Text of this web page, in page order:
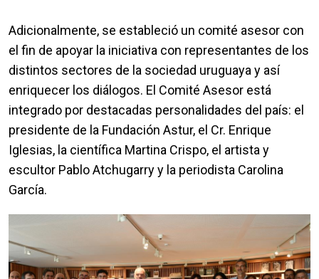
Adicionalmente, se estableció un comité asesor con
el fin de apoyar la iniciativa con representantes de los
distintos sectores de la sociedad uruguaya y así
enriquecer los diálogos. El Comité Asesor está
integrado por destacadas personalidades del país: el
presidente de la Fundación Astur, el Cr. Enrique
Iglesias, la científica Martina Crispo, el artista y
escultor Pablo Atchugarry y la periodista Carolina
García.